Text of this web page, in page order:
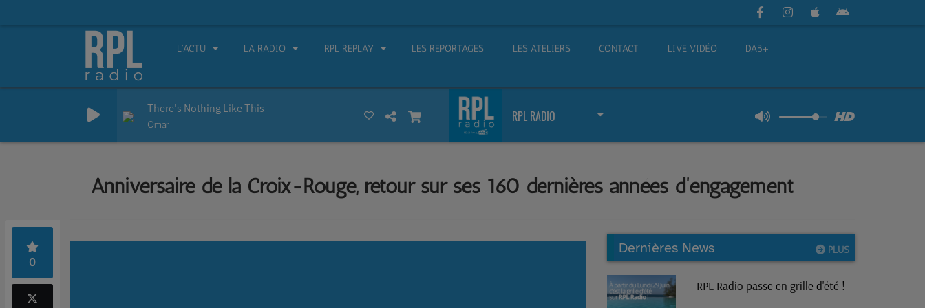
L'ACTU LA RADIO RPL REPLAY LES REPORTAGES LES ATELIERS CONTACT LIVE VIDÉO DAB+
There's Nothing Like This
Omar RPL RADIO
Anniversaire de la Croix-Rouge, retour sur ses 160 dernières années d’engagement
0
PLUS
Dernières News
RPL Radio passe en grille d'été !